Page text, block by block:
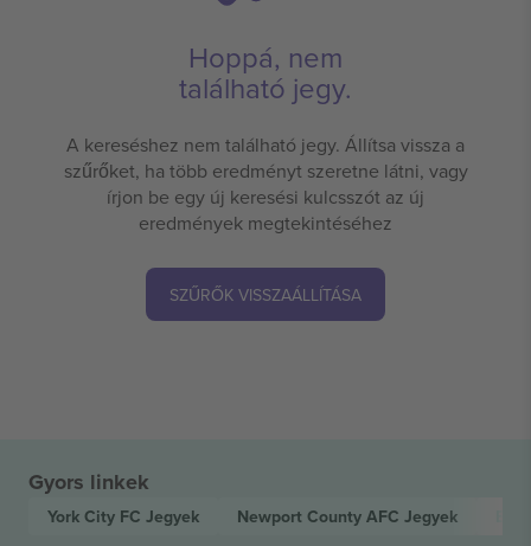
Hoppá, nem
található jegy.
A kereséshez nem található jegy. Állítsa vissza a
szűrőket, ha több eredményt szeretne látni, vagy
írjon be egy új keresési kulcsszót az új
eredmények megtekintéséhez
SZŰRŐK VISSZAÁLLÍTÁSA
Gyors linkek
York City FC Jegyek Newport County AFC Jegyek